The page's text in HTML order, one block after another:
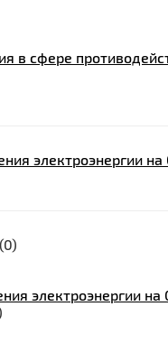
в сфере
электроэнергии на
(0)
электроэнергии на